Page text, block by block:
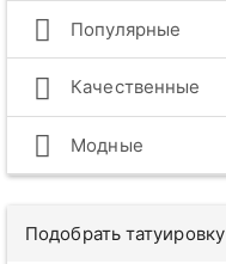
Популярные
Качественные
Модные
Подобрать татуировку